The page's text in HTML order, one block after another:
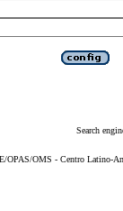
Search
OPAS/OMS - Centro Latino-